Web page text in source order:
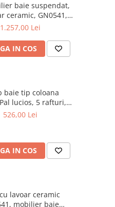
baie suspendat,
ceramic, GN0541,
60 cm, 2 sertare,
GN0201,
PAL,
1.257,00 Lei
IN COS
baie tip coloana
lucios, 5 rafturi, 4
reglabile,
526,00 Lei
IN COS
lavoar ceramic
mobilier baie